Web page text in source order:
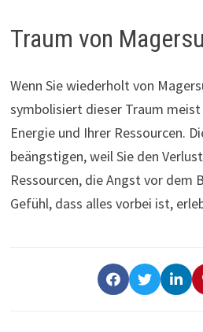
Traum von
Wenn Sie wiederholt von
symbolisiert dieser Traum
Energie und Ihrer Ressourcen.
beängstigen, weil Sie den
Ressourcen, die Angst vor dem
Gefühl, dass alles vorbei ist,